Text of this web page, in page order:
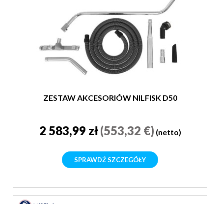
ZESTAW AKCESORIÓW NILFISK D50
2 583,99 zł(553,32 €) (netto)
SPRAWDŹ SZCZEGÓŁY